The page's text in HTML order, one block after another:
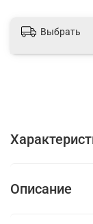
Выбрать
Описание